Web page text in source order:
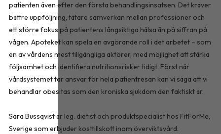
patienten även efter den första behandlingsinsatsen. Det kräver
bättre uppföljning, tätare samverkan mellan professioner och
ett större fokus på patientens långsiktiga hälsa än på siffran på
vågen. Apoteket kan spela en avgörande roll i det arbetet – som
en av vårdens mest tillgängliga aktörer, med möjlighet att stärka
följsamhet och identifiera nutritionsrisker tidigt. Först när
vårdsystemet tar ansvar för hela patientresan kan vi säga att vi
behandlar obesitas som den kroniska sjukdom den faktiskt är.
Sara Bussqvist är leg. dietist och produktspecialist hos FitForMe,
Sverige som erbjuder kosttillskott inom överviktsvård.